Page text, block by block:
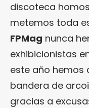
discoteca
metemos toda
FPMag nunca
exhibicionistas
este año hemos
bandera de
gracias a